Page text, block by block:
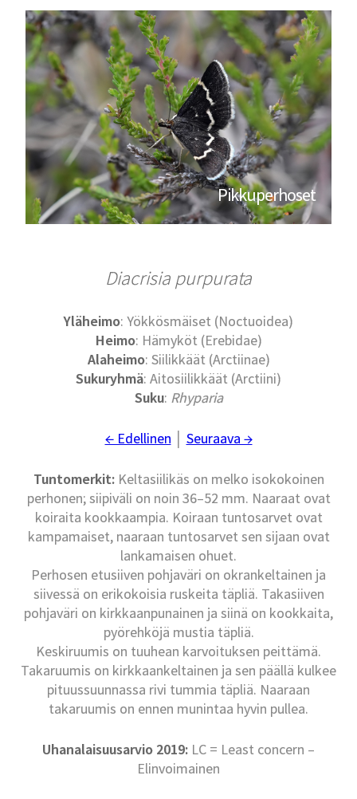
Pikkuperhoset
Diacrisia purpurata
Yläheimo: Yökkösmäiset (Noctuoidea)
Heimo: Hämyköt (Erebidae)
Alaheimo: Siilikkäät (Arctiinae)
Sukuryhmä: Aitosiilikkäät (Arctiini)
Suku: Rhyparia
← Edellinen Seuraava →
Tuntomerkit:Keltasiilikäs on melko isokokoinen
perhonen; siipiväli on noin 36–52 mm. Naaraat ovat
koiraita kookkaampia. Koiraan tuntosarvet ovat
kampamaiset, naaraan tuntosarvet sen sijaan ovat
lankamaisen ohuet.
Perhosen etusiiven pohjaväri on okrankeltainen ja
siivessä on erikokoisia ruskeita täpliä. Takasiiven
pohjaväri on kirkkaanpunainen ja siinä on kookkaita,
pyörehköjä mustia täpliä.
Keskiruumis on tuuhean karvoituksen peittämä.
Takaruumis on kirkkaankeltainen ja sen päällä kulkee
pituussuunnassa rivi tummia täpliä. Naaraan
takaruumis on ennen munintaa hyvin pullea.
Uhanalaisuusarvio 2019: LC = Least concern –
Elinvoimainen